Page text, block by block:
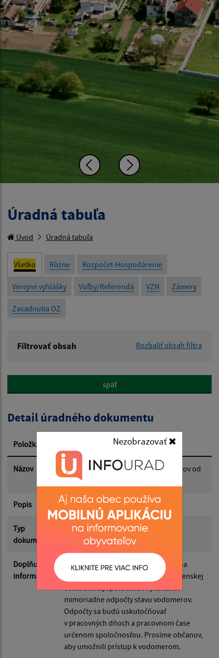
Úradná tabuľa
Úvod Úradná tabuľa
Všetko Rôzne Rozpočet-Hospodárenie
Verejné vyhlášky Voľby/Referendá VZN Zámery
Zasadnutia OZ
Filtrovať obsah Rozbaliť obsah filtra
Popis:
Dátum zverejnenia od:
Dátum zverejnenia do:
Filtrovať Reset
späť
Detail úradného dokumentu
Položka
Názov
Mimoriadne odpočty stavu vodomerov od
15.mája 2026 do 13.júna 2026
Popis
Typ
dokumentu
Rôzne
Doplňujúce
informácie
V období od 15. mája 2026 do 13. júna
2026 budú zamestnanci Západoslovenskej
mimoriadne odpočty stavu vodomerov.
Odpočty sa budú uskutočňovať
v pracovných dňoch a pracovnom čase
určenom spoločnosťou. Prosíme občanov,
aby umožnili prístup k vodomerom.
Nezobrazovať